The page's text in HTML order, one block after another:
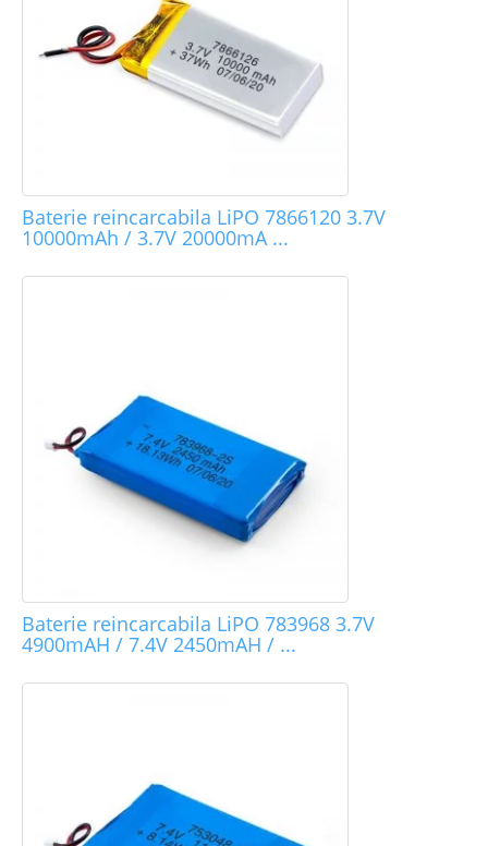
Baterie reincarcabila LiPO 7866120 3.7V
10000mAh / 3.7V 20000mA ...
Baterie reincarcabila LiPO 783968 3.7V
4900mAH / 7.4V 2450mAH / ...